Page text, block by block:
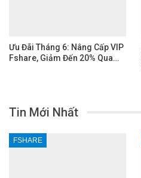
Ưu Đãi Tháng 6: Nâng Cấp VIP
Fshare, Giảm Đến 20% Qua…
Tin Mới Nhất
FSHARE